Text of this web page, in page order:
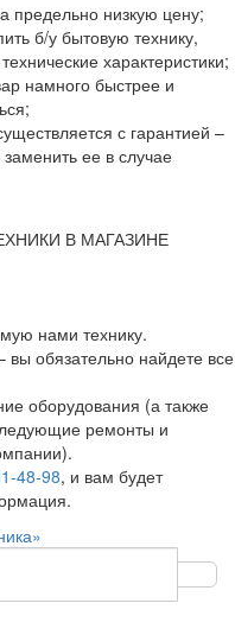
предельно низкую цену;
б/у бытовую технику,
характеристики;
намного быстрее и
с гарантией –
ее в случае
В МАГАЗИНЕ
нами технику.
обязательно найдете все
оборудования (а также
ремонты и
48-98, и вам будет